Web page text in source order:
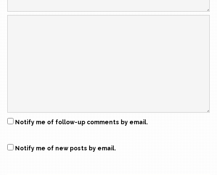
Notify me of follow-up comments by email.
Notify me of new posts by email.